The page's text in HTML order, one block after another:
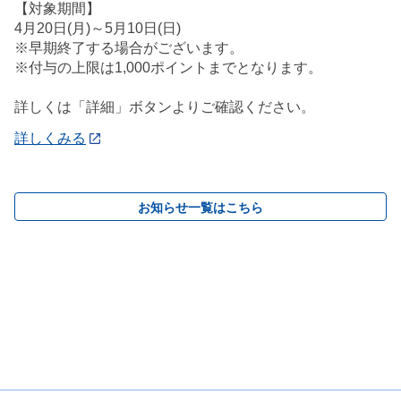
【対象期間】
4月20日(月)～5月10日(日)
※早期終了する場合がございます。
※付与の上限は1,000ポイントまでとなります。
詳しくは「詳細」ボタンよりご確認ください。
詳しくみる
お知らせ一覧はこちら